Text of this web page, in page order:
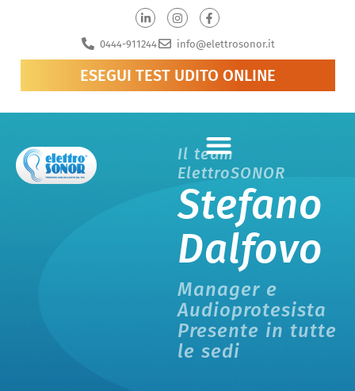
0444-911244 info@elettrosonor.it
ESEGUI TEST UDITO ONLINE
Il team
ElettroSONOR
Stefano
Dalfovo
Manager e
Audioprotesista
Presente in tutte
le sedi